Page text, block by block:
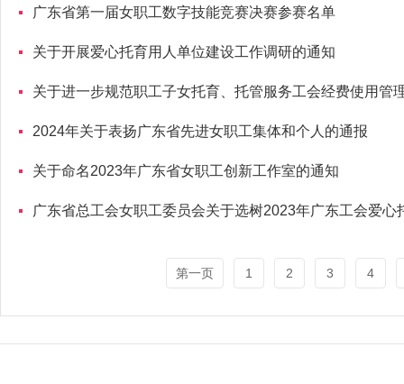
广东省第一届女职工数字技能竞赛决赛参赛名单
关于开展爱心托育用人单位建设工作调研的通知
关于进一步规范职工子女托育、托管服务工会经费使用管
2024年关于表扬广东省先进女职工集体和个人的通报
关于命名2023年广东省女职工创新工作室的通知
广东省总工会女职工委员会关于选树2023年广东工会爱心
第一页 1 2 3 4